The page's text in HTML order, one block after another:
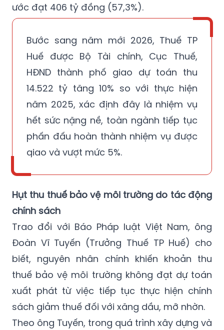
ước đạt 406 tỷ đồng (57,3%).
Bước sang năm mới 2026, Thuế TP
Huế được Bộ Tài chính, Cục Thuế,
HĐND thành phố giao dự toán thu
14.522 tỷ tăng 10% so với thực hiện
năm 2025, xác định đây là nhiệm vụ
hết sức nặng nề, toàn ngành tiếp tục
phấn đấu hoàn thành nhiệm vụ được
giao và vượt mức 5%.
Hụt thu thuế bảo vệ môi trường do tác động
chính sách
Trao đổi với Báo Pháp luật Việt Nam, ông
Đoàn Vĩ Tuyến (Trưởng Thuế TP Huế) cho
biết, nguyên nhân chính khiến khoản thu
thuế bảo vệ môi trường không đạt dự toán
xuất phát từ việc tiếp tục thực hiện chính
sách giảm thuế đối với xăng dầu, mỡ nhờn.
Theo ông Tuyến, trong quá trình xây dựng và